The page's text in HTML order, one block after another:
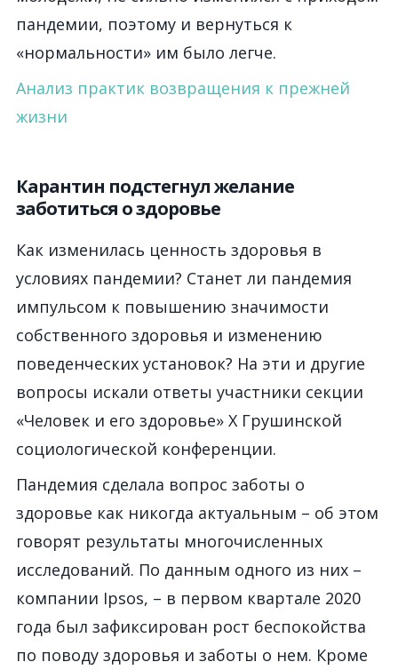
пандемии, поэтому и вернуться к
«нормальности» им было легче.
Анализ практик возвращения к прежней
жизни
Карантин подстегнул желание
заботиться о здоровье
Как изменилась ценность здоровья в
условиях пандемии? Станет ли пандемия
импульсом к повышению значимости
собственного здоровья и изменению
поведенческих установок? На эти и другие
вопросы искали ответы участники секции
«Человек и его здоровье» X Грушинской
социологической конференции.
Пандемия сделала вопрос заботы о
здоровье как никогда актуальным – об этом
говорят результаты многочисленных
исследований. По данным одного из них –
компании Ipsos, – в первом квартале 2020
года был зафиксирован рост беспокойства
по поводу здоровья и заботы о нем. Кроме